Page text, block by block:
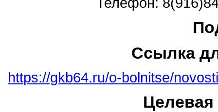
Ссылка
https://gkb64.ru/o-bolnitse/